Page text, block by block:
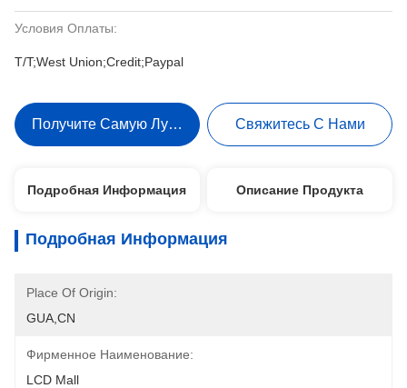
Условия Оплаты:
T/T;West Union;Credit;Paypal
Получите Самую Лучшую ЦенуСвяжитесь С Нами
Подробная Информация Описание Продукта
Подробная Информация
Place Of Origin:
GUA,CN
Фирменное Наименование:
LCD Mall